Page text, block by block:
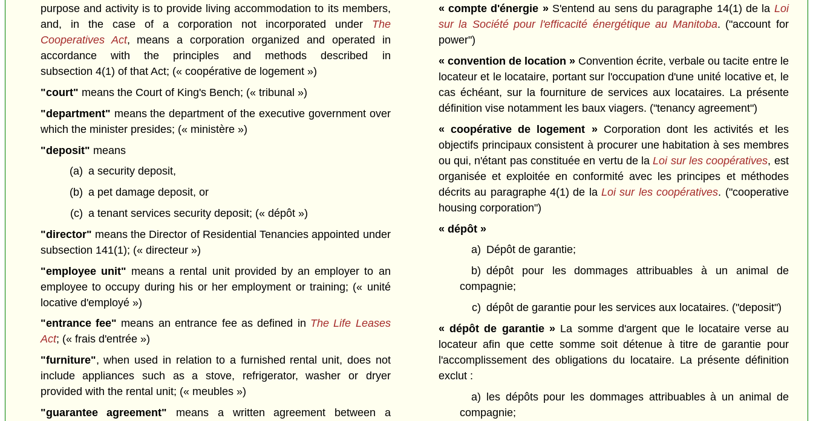
purpose and activity is to provide living accommodation to its members,
and, in the case of a corporation not incorporated under The
Cooperatives Act, means a corporation organized and operated in
accordance with the principles and methods described in
subsection 4(1) of that Act; (« coopérative de logement »)
"court" means the Court of King's Bench; (« tribunal »)
"department" means the department of the executive government over
which the minister presides; (« ministère »)
"deposit" means
(a) a security deposit,
(b) a pet damage deposit, or
(c) a tenant services security deposit; (« dépôt »)
"director" means the Director of Residential Tenancies appointed under
subsection 141(1); (« directeur »)
"employee unit" means a rental unit provided by an employer to an
employee to occupy during his or her employment or training; (« unité
locative d'employé »)
"entrance fee" means an entrance fee as defined in The Life Leases
Act; (« frais d'entrée »)
"furniture", when used in relation to a furnished rental unit, does not
include appliances such as a stove, refrigerator, washer or dryer
provided with the rental unit; (« meubles »)
"guarantee agreement" means a written agreement between a
« compte d'énergie »S'entend au sens du paragraphe 14(1) de la Loi
sur la Société pour l'efficacité énergétique au Manitoba. ("account for
power")
« convention de location » Convention écrite, verbale ou tacite entre le
locateur et le locataire, portant sur l'occupation d'une unité locative et, le
cas échéant, sur la fourniture de services aux locataires. La présente
définition vise notamment les baux viagers. ("tenancy agreement")
« coopérative de logement »Corporation dont les activités et les
objectifs principaux consistent à procurer une habitation à ses membres
ou qui, n'étant pas constituée en vertu de laLoi sur les coopératives, est
organisée et exploitée en conformité avec les principes et méthodes
décrits au paragraphe 4(1) de laLoi sur les coopératives. ("cooperative
housing corporation")
« dépôt »
a) Dépôt de garantie;
b) dépôt pour les dommages attribuables à un animal de
compagnie;
c) dépôt de garantie pour les services aux locataires. ("deposit")
« dépôt de garantie » La somme d'argent que le locataire verse au
locateur afin que cette somme soit détenue à titre de garantie pour
l'accomplissement des obligations du locataire. La présente définition
exclut :
a) les dépôts pour les dommages attribuables à un animal de
compagnie;